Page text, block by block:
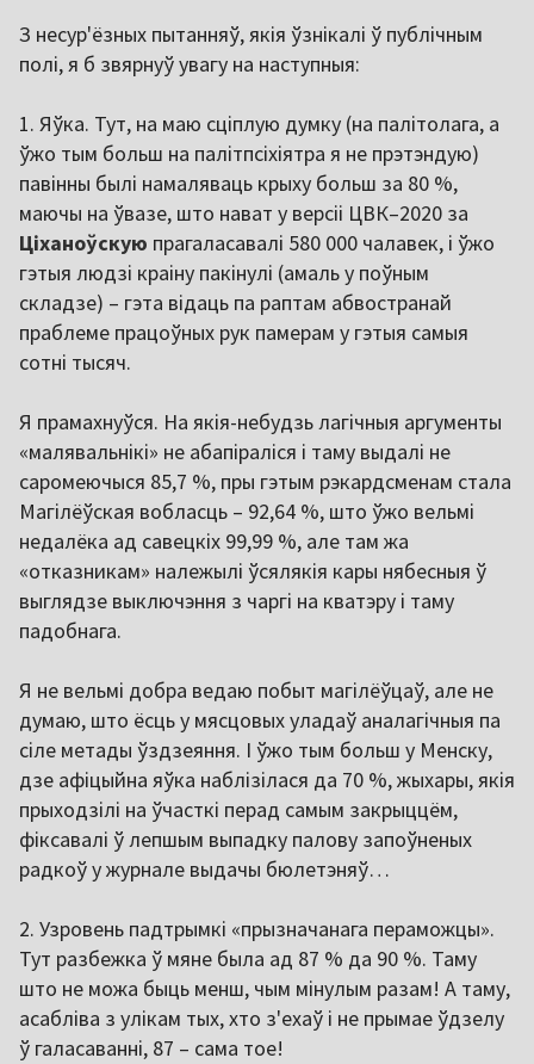
З несур'ёзных пытанняў, якія ўзнікалі ў публічным
полі, я б звярнуў увагу на наступныя:
1. Яўка. Тут, на маю сціплую думку (на палітолага, а
ўжо тым больш на палітпсіхіятра я не прэтэндую)
павінны былі намаляваць крыху больш за 80 %,
маючы на ўвазе, што нават у версіі ЦВК–2020 за
Ціханоўскую прагаласавалі 580 000 чалавек, і ўжо
гэтыя людзі краіну пакінулі (амаль у поўным
складзе) – гэта відаць па раптам абвостранай
праблеме працоўных рук памерам у гэтыя самыя
сотні тысяч.
Я прамахнуўся. На якія-небудзь лагічныя аргументы
«малявальнікі» не абапіраліся і таму выдалі не
саромеючыся 85,7 %, пры гэтым рэкардсменам стала
Магілёўская вобласць – 92,64 %, што ўжо вельмі
недалёка ад савецкіх 99,99 %, але там жа
«отказникам» належылі ўсялякія кары нябесныя ў
выглядзе выключэння з чаргі на кватэру і таму
падобнага.
Я не вельмі добра ведаю побыт магілёўцаў, але не
думаю, што ёсць у мясцовых уладаў аналагічныя па
сіле метады ўздзеяння. І ўжо тым больш у Менску,
дзе афіцыйна яўка наблізілася да 70 %, жыхары, якія
прыходзілі на ўчасткі перад самым закрыццём,
фіксавалі ў лепшым выпадку палову запоўненых
радкоў у журнале выдачы бюлетэняў…
2. Узровень падтрымкі «прызначанага пераможцы».
Тут разбежка ў мяне была ад 87 % да 90 %. Таму
што не можа быць менш, чым мінулым разам! А таму,
асабліва з улікам тых, хто з'ехаў і не прымае ўдзелу
ў галасаванні, 87 – сама тое!